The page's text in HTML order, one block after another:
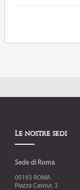
Le nostre sedi
Sede di Roma
00193 ROMA
Piazza Cavour, 3